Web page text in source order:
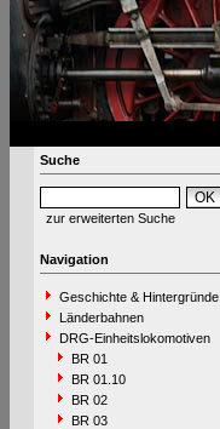
Suche
zur erweiterten Suche
Navigation
Geschichte & Hintergründe
Länderbahnen
DRG-Einheitslokomotiven
BR 01
BR 01.10
BR 02
BR 03